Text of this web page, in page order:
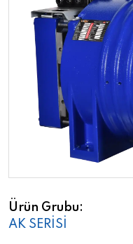
Ürün Grubu
AK SERİSİ